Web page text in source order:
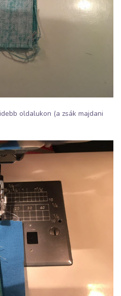
oldalukon (a zsák majdani